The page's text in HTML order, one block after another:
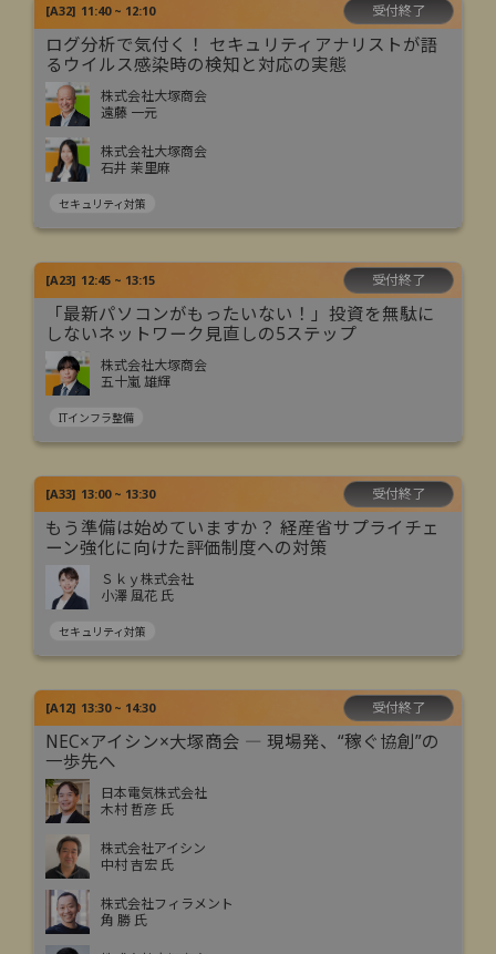
[A32] 11:40 ~ 12:10 受付終了
ログ分析で気付く！ セキュリティアナリストが語
るウイルス感染時の検知と対応の実態
株式会社大塚商会
遠藤 一元
株式会社大塚商会
石井 茉里麻
セキュリティ対策
[A23] 12:45 ~ 13:15 受付終了
「最新パソコンがもったいない！」投資を無駄に
しないネットワーク見直しの5ステップ
株式会社大塚商会
五十嵐 雄輝
ITインフラ整備
[A33] 13:00 ~ 13:30 受付終了
もう準備は始めていますか？ 経産省サプライチェ
ーン強化に向けた評価制度への対策
Ｓｋｙ株式会社
小澤 風花 氏
セキュリティ対策
[A12] 13:30 ~ 14:30 受付終了
NEC×アイシン×大塚商会 ― 現場発、“稼ぐ協創”の
一歩先へ
日本電気株式会社
木村 哲彦 氏
株式会社アイシン
中村 吉宏 氏
株式会社フィラメント
角 勝 氏